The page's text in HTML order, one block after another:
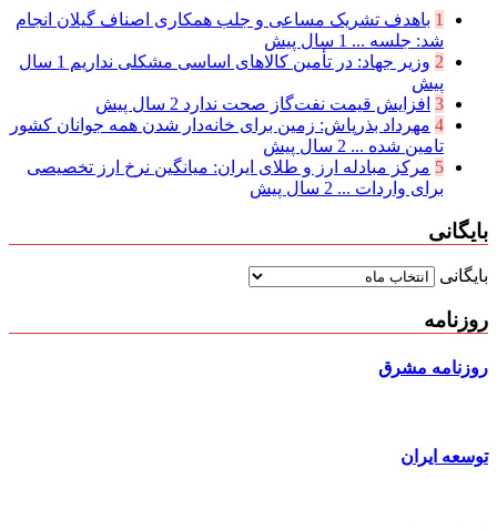
1 باهدف تشریک مساعی و جلب همکاری اصناف گیلان انجام
شد: جلسه ... 1 سال پیش
2 وزیر جهاد: در تأمین کالاهای اساسی مشکلی نداریم
1 سال
پیش
3 افزایش قیمت نفت‌گاز صحت ندارد 2 سال پیش
4 مهرداد بذرپاش: زمین برای خانه‌دار شدن همه جوانان کشور
تامین شده ... 2 سال پیش
5 مرکز مبادله ارز و طلای ایران: میانگین نرخ ارز تخصیصی
برای واردات ... 2 سال پیش
بایگانی
بایگانی
روزنامه
روزنامه مشرق
توسعه ایران